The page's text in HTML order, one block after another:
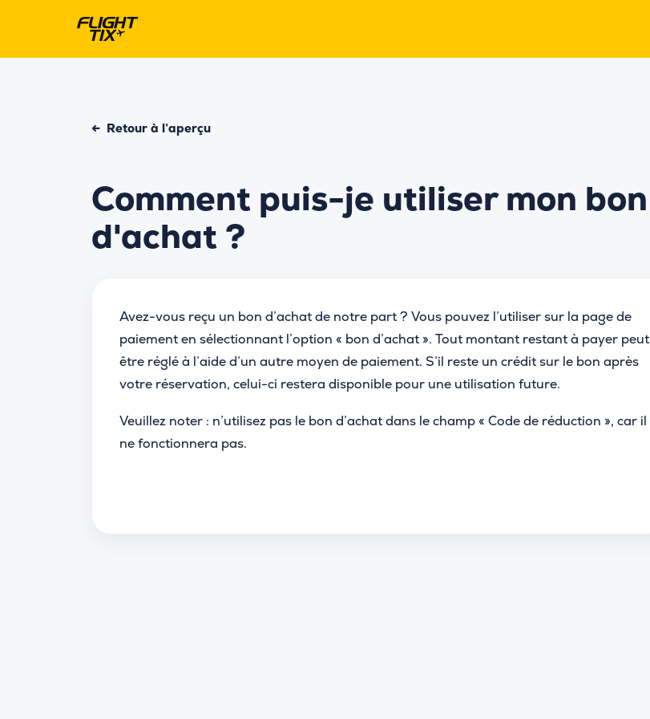
← Retour à l’aperçu
Comment puis-je utiliser mon bon
d'achat ?
Avez-vous reçu un bon d’achat de notre part ? Vous pouvez l’utiliser sur la page de
paiement en sélectionnant l’option « bon d’achat ». Tout montant restant à payer peut
être réglé à l’aide d’un autre moyen de paiement. S’il reste un crédit sur le bon après
votre réservation, celui-ci restera disponible pour une utilisation future.
Veuillez noter : n’utilisez pas le bon d’achat dans le champ « Code de réduction », car il
ne fonctionnera pas.